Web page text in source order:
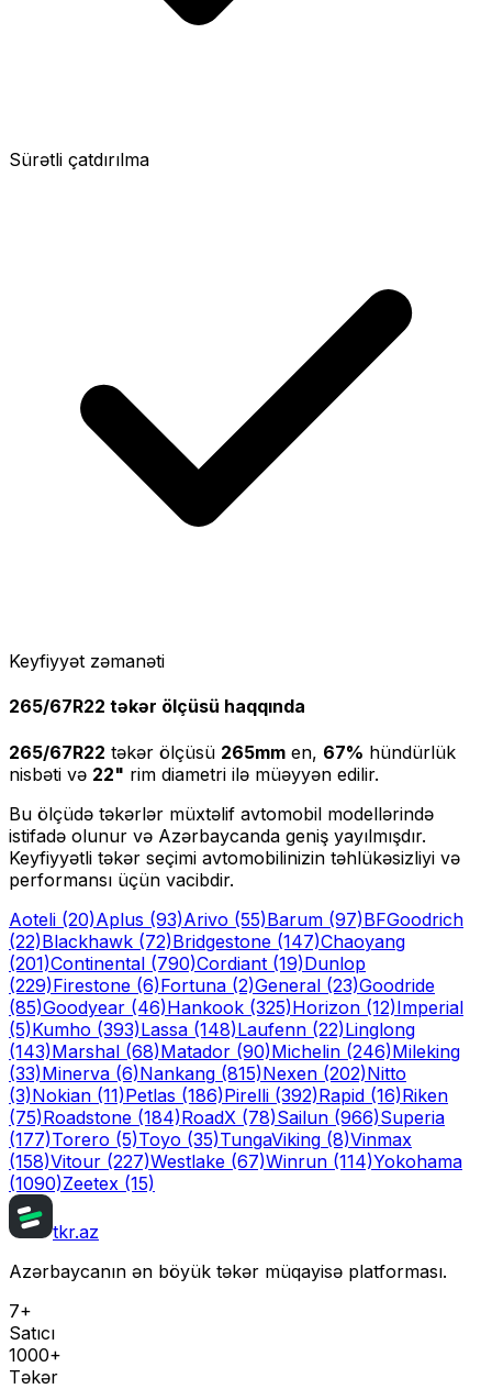
Sürətli çatdırılma
Keyfiyyət zəmanəti
265/67R22 təkər ölçüsü haqqında
265/67R22 təkər ölçüsü 265mm en, 67% hündürlük
nisbəti və 22" rim diametri ilə müəyyən edilir.
Bu ölçüdə təkərlər müxtəlif avtomobil modellərində
istifadə olunur və Azərbaycanda geniş yayılmışdır.
Keyfiyyətli təkər seçimi avtomobilinizin təhlükəsizliyi və
performansı üçün vacibdir.
Aoteli (20)Aplus (93)Arivo (55)Barum (97)BFGoodrich
(22)Blackhawk (72)Bridgestone (147)Chaoyang
(201)Continental (790)Cordiant (19)Dunlop
(229)Firestone (6)Fortuna (2)General (23)Goodride
(85)Goodyear (46)Hankook (325)Horizon (12)Imperial
(5)Kumho (393)Lassa (148)Laufenn (22)Linglong
(143)Marshal (68)Matador (90)Michelin (246)Mileking
(33)Minerva (6)Nankang (815)Nexen (202)Nitto
(3)Nokian (11)Petlas (186)Pirelli (392)Rapid (16)Riken
(75)Roadstone (184)RoadX (78)Sailun (966)Superia
(177)Torero (5)Toyo (35)TungaViking (8)Vinmax
(158)Vitour (227)Westlake (67)Winrun (114)Yokohama
(1090)Zeetex (15)
tkr.az
Azərbaycanın ən böyük təkər müqayisə platforması.
7+
Satıcı
1000+
Təkər